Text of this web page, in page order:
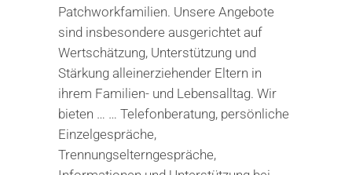
Patchworkfamilien. Unsere Angebote
sind insbesondere ausgerichtet auf
Wertschätzung, Unterstützung und
Stärkung alleinerziehender Eltern in
ihrem Familien- und Lebensalltag. Wir
bieten … … Telefonberatung, persönliche
Einzelgespräche,
Trennungselterngespräche,